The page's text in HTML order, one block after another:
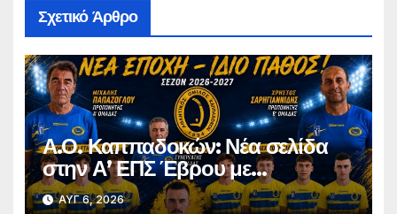
Σχετικό Άρθρο
Α.Ο. Καππαδοκών: Νέα σελίδα
στην Α’ ΕΠΣ Έβρου με
φιλοδοξίες, σταθερότητα και
ΑΥΓ 6, 2026